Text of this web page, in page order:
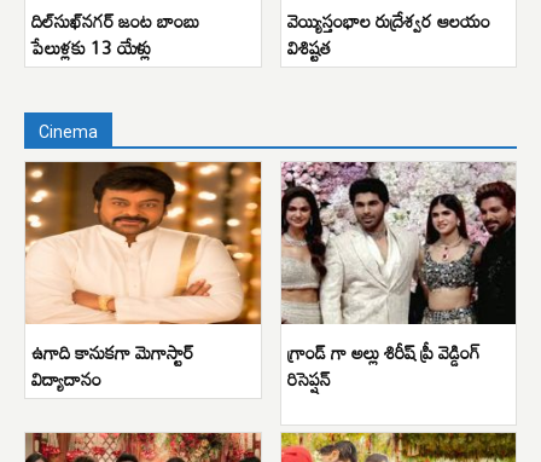
దిల్‌సుఖ్‌నగర్ జంట బాంబు
పేలుళ్లకు 13 యేళ్లు
వెయ్యిస్తంభాల రుద్రేశ్వర ఆలయం
విశిష్టత
Cinema
ఉగాది కానుకగా మెగాస్టార్
విద్యాదానం
గ్రాండ్ గా అల్లు శిరీష్ ప్రీ వెడ్డింగ్
రిసెప్షన్